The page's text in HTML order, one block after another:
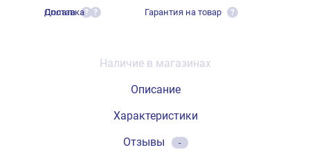
Оплата ?
Доставка ? Гарантия на товар ?
Наличие в магазинах
Описание
Характеристики
Отзывы
-